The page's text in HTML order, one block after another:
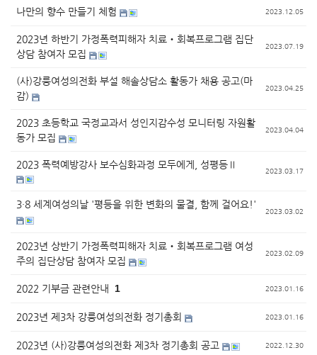
나만의 향수 만들기 체험 2023.12.05
2023년 하반기 가정폭력피해자 치료‧회복프로그램 집단
상담 참여자 모집
2023.07.19
(사)강릉여성의전화 부설 해솔상담소 활동가 채용 공고(마
감)
2023.04.25
2023 초등학교 국정교과서 성인지감수성 모니터링 자원활
동가 모집
2023.04.04
2023 폭력예방강사 보수심화과정 모두에게, 성평등Ⅱ
2023.03.17
3·8 세계여성의날 '평등을 위한 변화의 물결, 함께 걸어요!'
2023.03.02
2023년 상반기 가정폭력피해자 치료‧회복프로그램 여성
주의 집단상담 참여자 모집
2023.02.09
2022 기부금 관련안내 1 2023.01.16
2023년 제3차 강릉여성의전화 정기총회 2023.01.16
2023년 (사)강릉여성의전화 제3차 정기총회 공고 2022.12.30